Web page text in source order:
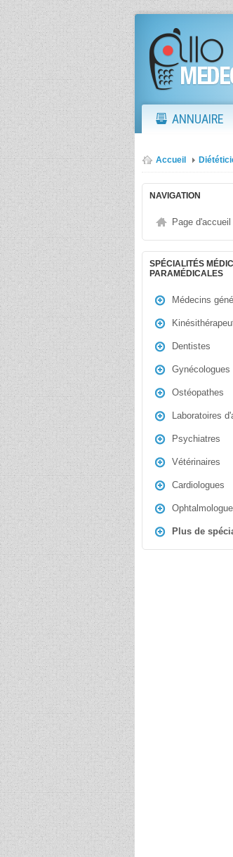
ANNUAIRE
Accueil
NAVIGATION
Page d'accueil
SPÉCIALITÉS
PARAMÉDICALES
Médecins
Dentistes
Gynécologues
Ostéopathes
Laboratoires
Psychiatres
Vétérinaires
Cardiologues
Plus de